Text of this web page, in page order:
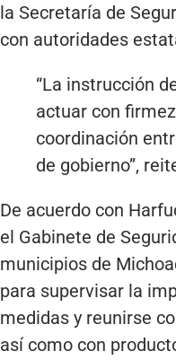
la Secretaría de
con autoridades
“La instrucción
actuar con
coordinación
de gobierno”,
De acuerdo con
el Gabinete de
municipios de
para supervisar la
medidas y reunirse
así como con